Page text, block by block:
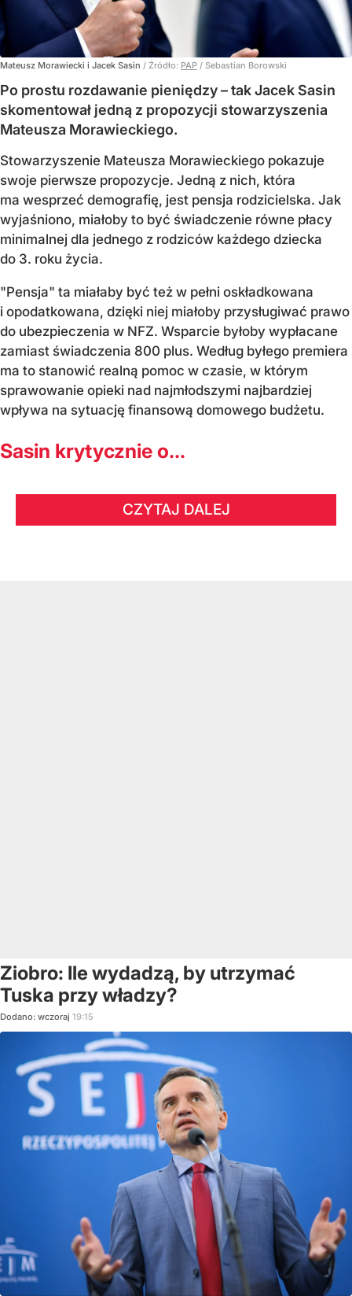
Mateusz Morawiecki i Jacek Sasin / Źródło: PAP / Sebastian Borowski
Po prostu rozdawanie pieniędzy – tak Jacek Sasin
skomentował jedną z propozycji stowarzyszenia
Mateusza Morawieckiego.
Stowarzyszenie Mateusza Morawieckiego pokazuje
swoje pierwsze propozycje. Jedną z nich, która
ma wesprzeć demografię, jest pensja rodzicielska. Jak
wyjaśniono, miałoby to być świadczenie równe płacy
minimalnej dla jednego z rodziców każdego dziecka
do 3. roku życia.
"Pensja" ta miałaby być też w pełni oskładkowana
i opodatkowana, dzięki niej miałoby przysługiwać prawo
do ubezpieczenia w NFZ. Wsparcie byłoby wypłacane
zamiast świadczenia 800 plus. Według byłego premiera
ma to stanowić realną pomoc w czasie, w którym
sprawowanie opieki nad najmłodszymi najbardziej
wpływa na sytuację finansową domowego budżetu.
Sasin krytycznie o...
CZYTAJ DALEJ
Ziobro: Ile wydadzą, by utrzymać
Tuska przy władzy?
Dodano: wczoraj 19:15